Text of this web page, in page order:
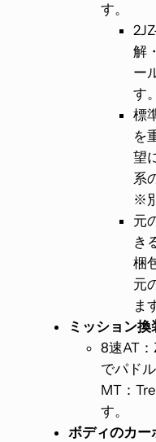
す。
解
ー
す。
標
を
望
系
※
元
き
梱
元
ま
ミッション換
8速AT
でパド
MT：
す。
ボディのカー